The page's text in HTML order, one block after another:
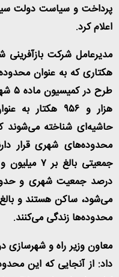
پرداخت و سیاست دولت
اعلام کرد.
هکتاری که به عنوان
هزار و ۹۵۶
محدوده‌های شهری قرار
محدوده‌ها زندگی می‌کنند.
معاون وزیر راه و شهرسازی
داد: از آنجایی که این